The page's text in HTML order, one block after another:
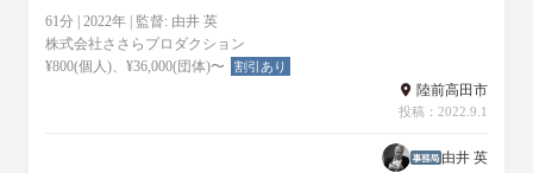
61分 | 2022年 | 監督: 由井 英
株式会社ささらプロダクション
¥800(個人)、¥36,000(団体)〜
割引あり
陸前高田市
投稿：2022.9.1
由井 英